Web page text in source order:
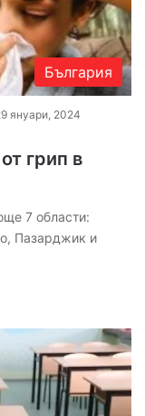
България
януари, 2024
грип в
7 области:
Пазарджик и